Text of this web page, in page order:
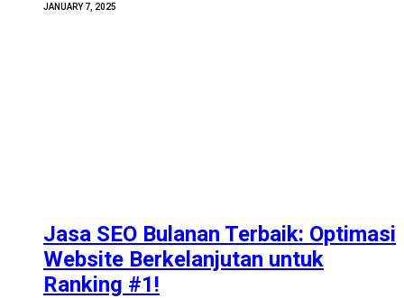
JANUARY 7, 2025
Jasa SEO Bulanan Terbaik: Optimasi
Website Berkelanjutan untuk
Ranking #1!